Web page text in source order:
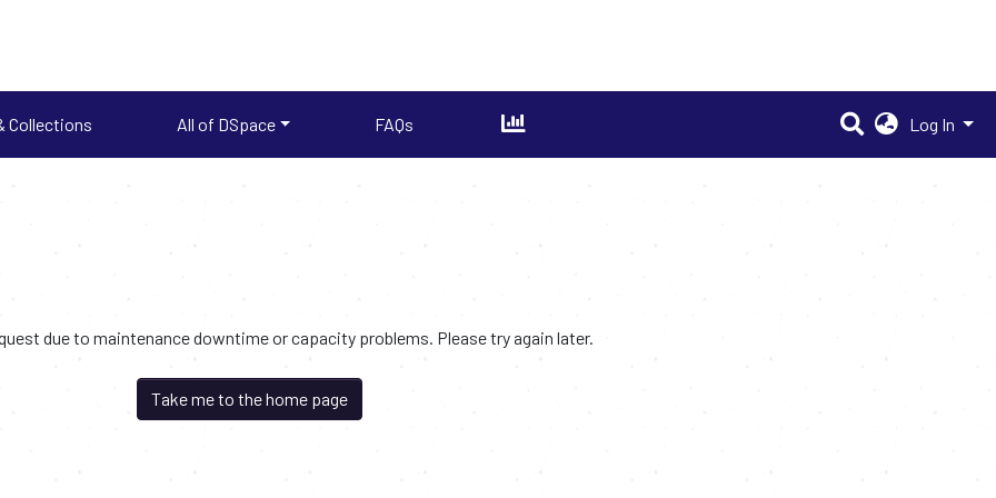
Collections All of DSpace FAQs Log In
due to maintenance downtime or capacity problems. Please try again later.
Take me to the home page